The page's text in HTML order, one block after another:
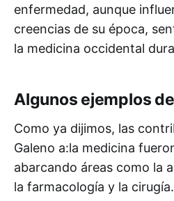
enfermedad, aunque
creencias de su época,
la medicina occidental
Algunos ejemplos
Como ya dijimos, las
Galeno a:la medicina
abarcando áreas como la
la farmacología y la